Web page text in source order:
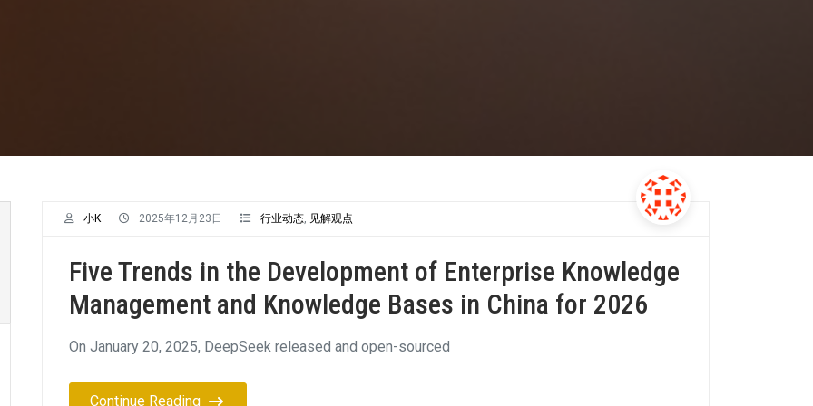
小K 2025年12月23日 行业动态 见解观点
Five Trends in the Development of Enterprise Knowledge
Management and Knowledge Bases in China for 2026
On January 20, 2025, DeepSeek released and open-sourced
Continue Reading